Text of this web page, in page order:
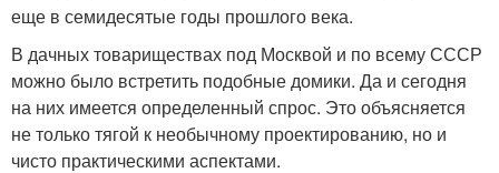
еще в семидесятые годы прошлого века.
В дачных товариществах под Москвой и по всему СССР
можно было встретить подобные домики. Да и сегодня
на них имеется определенный спрос. Это объясняется
не только тягой к необычному проектированию, но и
чисто практическими аспектами.